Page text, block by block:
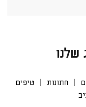
שלנו
חתונות
טיפים